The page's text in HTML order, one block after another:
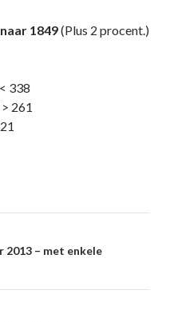
1849(Plus 2 procent.)
338
261
– met enkele